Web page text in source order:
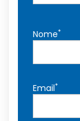
Nome*
Email*